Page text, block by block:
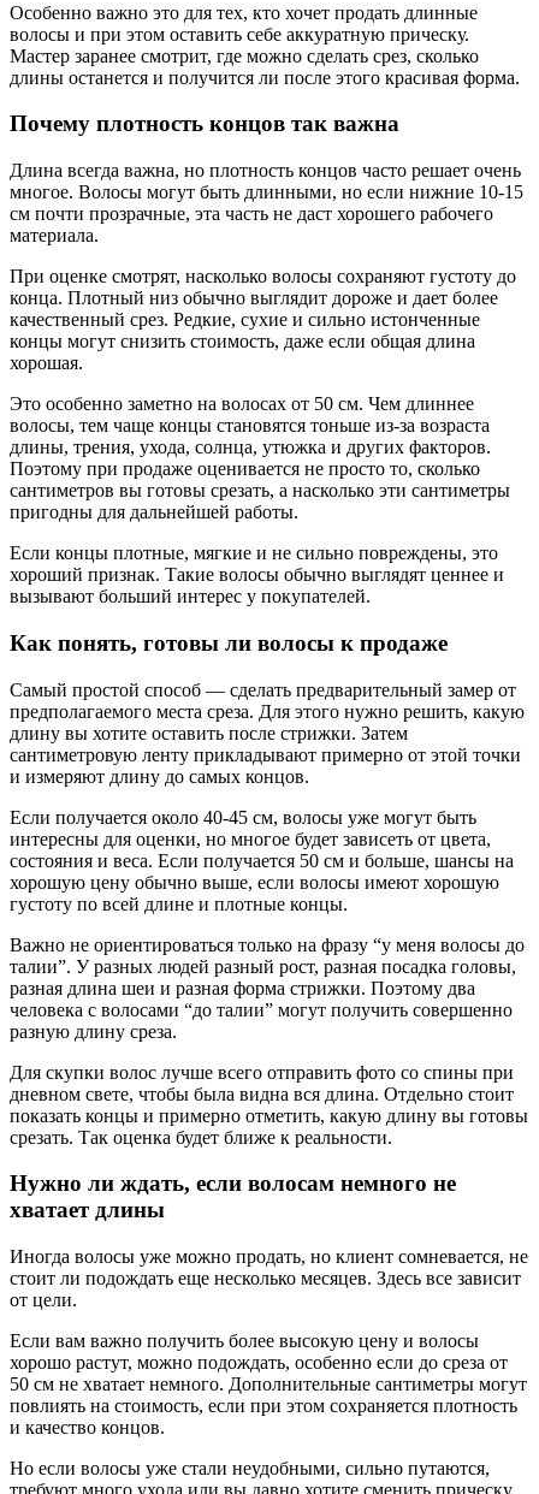
Особенно важно это для тех, кто хочет продать длинные
волосы и при этом оставить себе аккуратную прическу.
Мастер заранее смотрит, где можно сделать срез, сколько
длины останется и получится ли после этого красивая форма.
Почему плотность концов так важна
Длина всегда важна, но плотность концов часто решает очень
многое. Волосы могут быть длинными, но если нижние 10-15
см почти прозрачные, эта часть не даст хорошего рабочего
материала.
При оценке смотрят, насколько волосы сохраняют густоту до
конца. Плотный низ обычно выглядит дороже и дает более
качественный срез. Редкие, сухие и сильно истонченные
концы могут снизить стоимость, даже если общая длина
хорошая.
Это особенно заметно на волосах от 50 см. Чем длиннее
волосы, тем чаще концы становятся тоньше из-за возраста
длины, трения, ухода, солнца, утюжка и других факторов.
Поэтому при продаже оценивается не просто то, сколько
сантиметров вы готовы срезать, а насколько эти сантиметры
пригодны для дальнейшей работы.
Если концы плотные, мягкие и не сильно повреждены, это
хороший признак. Такие волосы обычно выглядят ценнее и
вызывают больший интерес у покупателей.
Как понять, готовы ли волосы к продаже
Самый простой способ — сделать предварительный замер от
предполагаемого места среза. Для этого нужно решить, какую
длину вы хотите оставить после стрижки. Затем
сантиметровую ленту прикладывают примерно от этой точки
и измеряют длину до самых концов.
Если получается около 40-45 см, волосы уже могут быть
интересны для оценки, но многое будет зависеть от цвета,
состояния и веса. Если получается 50 см и больше, шансы на
хорошую цену обычно выше, если волосы имеют хорошую
густоту по всей длине и плотные концы.
Важно не ориентироваться только на фразу “у меня волосы до
талии”. У разных людей разный рост, разная посадка головы,
разная длина шеи и разная форма стрижки. Поэтому два
человека с волосами “до талии” могут получить совершенно
разную длину среза.
Для скупки волос лучше всего отправить фото со спины при
дневном свете, чтобы была видна вся длина. Отдельно стоит
показать концы и примерно отметить, какую длину вы готовы
срезать. Так оценка будет ближе к реальности.
Нужно ли ждать, если волосам немного не
хватает длины
Иногда волосы уже можно продать, но клиент сомневается, не
стоит ли подождать еще несколько месяцев. Здесь все зависит
от цели.
Если вам важно получить более высокую цену и волосы
хорошо растут, можно подождать, особенно если до среза от
50 см не хватает немного. Дополнительные сантиметры могут
повлиять на стоимость, если при этом сохраняется плотность
и качество концов.
Но если волосы уже стали неудобными, сильно путаются,
требуют много ухода или вы давно хотите сменить прическу,